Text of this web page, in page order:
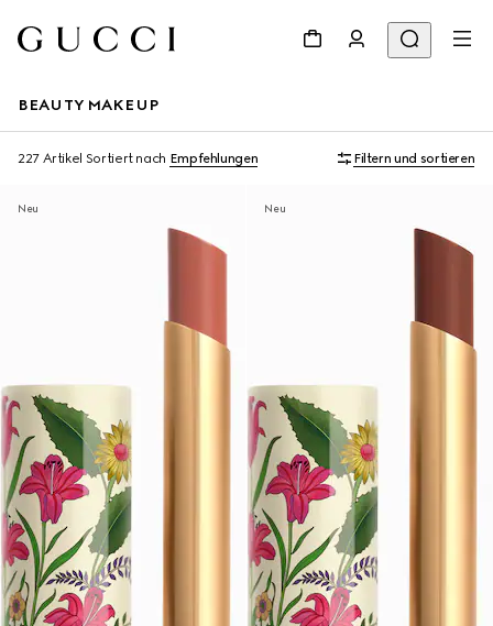
BEAUTY MAKEUP
227 Artikel Sortiert nach Empfehlungen Filtern und sortieren
Neu Neu